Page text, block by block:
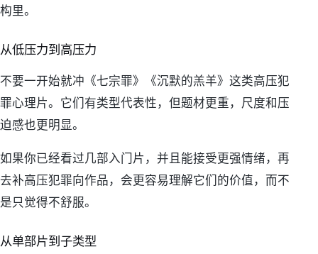
构里。
从低压力到高压力
不要一开始就冲《七宗罪》《沉默的羔羊》这类高压犯
罪心理片。它们有类型代表性，但题材更重，尺度和压
迫感也更明显。
如果你已经看过几部入门片，并且能接受更强情绪，再
去补高压犯罪向作品，会更容易理解它们的价值，而不
是只觉得不舒服。
从单部片到子类型